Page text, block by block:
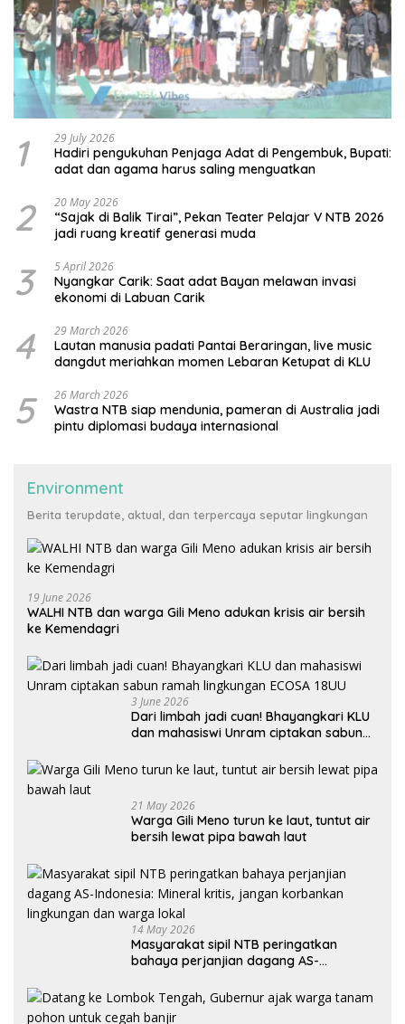
1 29 July 2026
Hadiri pengukuhan Penjaga Adat di Pengembuk, Bupati:
adat dan agama harus saling menguatkan
2 20 May 2026
“Sajak di Balik Tirai”, Pekan Teater Pelajar V NTB 2026
jadi ruang kreatif generasi muda
3 5 April 2026
Nyangkar Carik: Saat adat Bayan melawan invasi
ekonomi di Labuan Carik
4 29 March 2026
Lautan manusia padati Pantai Beraringan, live music
dangdut meriahkan momen Lebaran Ketupat di KLU
5 26 March 2026
Wastra NTB siap mendunia, pameran di Australia jadi
pintu diplomasi budaya internasional
Environment
Berita terupdate, aktual, dan terpercaya seputar lingkungan
19 June 2026
WALHI NTB dan warga Gili Meno adukan krisis air bersih
ke Kemendagri
3 June 2026
Dari limbah jadi cuan! Bhayangkari KLU
dan mahasiswi Unram ciptakan sabun
21 May 2026
Warga Gili Meno turun ke laut, tuntut air
bersih lewat pipa bawah laut
14 May 2026
Masyarakat sipil NTB peringatkan
bahaya perjanjian dagang AS-
korbankan lingkungan dan warga lokal